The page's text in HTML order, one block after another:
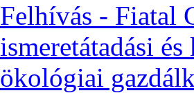
Felhívás - Fiatal
ismeretátadási
ökológiai